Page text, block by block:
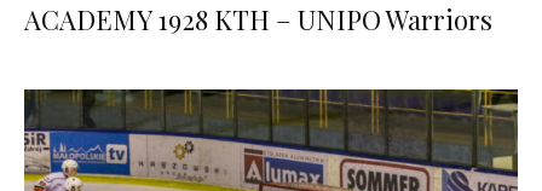
ACADEMY 1928 KTH – UNIPO Warriors